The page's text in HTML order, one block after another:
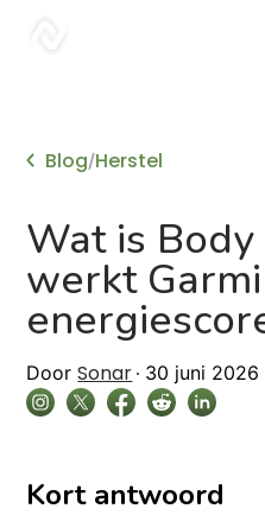
Blog/Herstel
Wat is
werkt
Door Sonar 30 juni 2026
Kort antwoord